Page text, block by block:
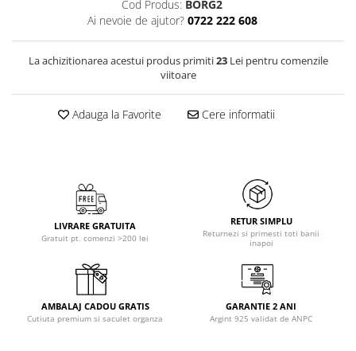
Cod Produs: BORG2
Ai nevoie de ajutor? 0722 222 608
La achizitionarea acestui produs primiti23Lei pentru comenzile
viitoare
Adauga la Favorite Cere informatii
LIVRARE GRATUITA
Gratuit pt. comenzi >200 lei
RETUR SIMPLU
Returnezi si primesti toti banii
inapoi
AMBALAJ CADOU GRATIS
Cutiuta premium si saculet organza
GARANTIE 2 ANI
Argint 925 validat de ANPC